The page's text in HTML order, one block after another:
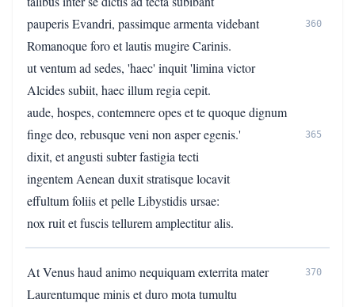
pauperis Evandri, passimque armenta videbant
360
Romanoque foro et lautis mugire Carinis.
ut ventum ad sedes, 'haec' inquit 'limina victor
Alcides subiit, haec illum regia cepit.
aude, hospes, contemnere opes et te quoque dignum
finge deo, rebusque veni non asper egenis.'
365
dixit, et angusti subter fastigia tecti
ingentem Aenean duxit stratisque locavit
effultum foliis et pelle Libystidis ursae:
nox ruit et fuscis tellurem amplectitur alis.
At Venus haud animo nequiquam exterrita mater 370
Laurentumque minis et duro mota tumultu